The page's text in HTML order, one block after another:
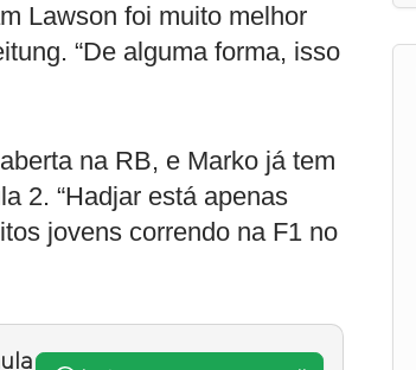
Lawson foi muito melhor
“De alguma forma, isso
na RB, e Marko já tem
2. “Hadjar está apenas
jovens correndo na F1 no